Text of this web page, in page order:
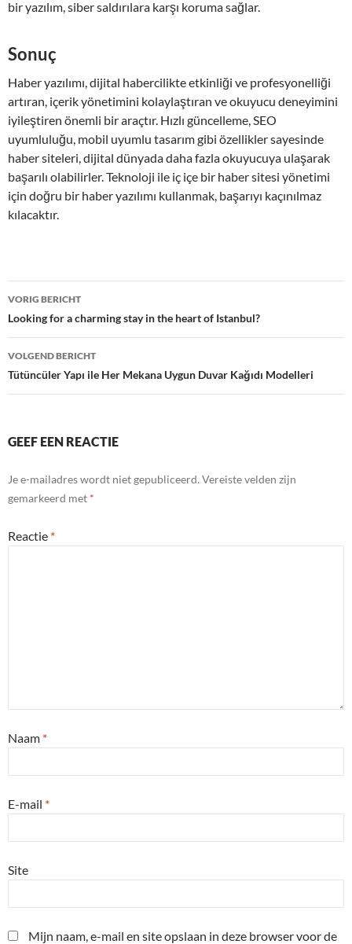
bir yazılım, siber saldırılara karşı koruma sağlar.
Sonuç
Haber yazılımı, dijital habercilikte etkinliği ve profesyonelliği
artıran, içerik yönetimini kolaylaştıran ve okuyucu deneyimini
iyileştiren önemli bir araçtır. Hızlı güncelleme, SEO
uyumluluğu, mobil uyumlu tasarım gibi özellikler sayesinde
haber siteleri, dijital dünyada daha fazla okuyucuya ulaşarak
başarılı olabilirler. Teknoloji ile iç içe bir haber sitesi yönetimi
için doğru bir haber yazılımı kullanmak, başarıyı kaçınılmaz
kılacaktır.
Bericht
navigatie
VORIG BERICHT
Looking for a charming stay in the heart of Istanbul?
VOLGEND BERICHT
Tütüncüler Yapı ile Her Mekana Uygun Duvar Kağıdı Modelleri
GEEF EEN REACTIE
Je e-mailadres wordt niet gepubliceerd. Vereiste velden zijn
gemarkeerd met *
Reactie *
Naam *
E-mail *
Site
Mijn naam, e-mail en site opslaan in deze browser voor de